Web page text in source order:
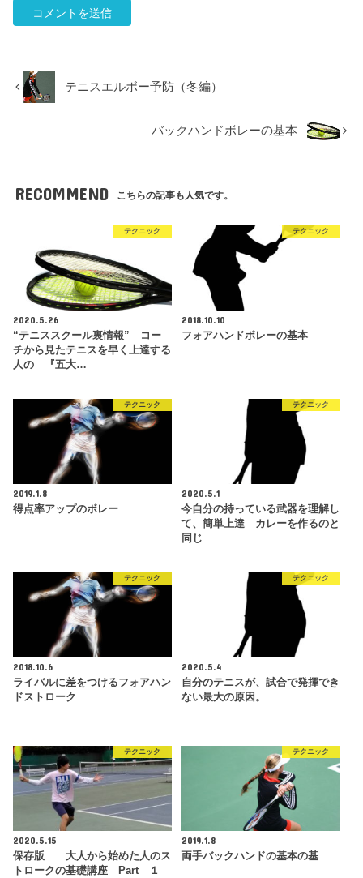
テニスエルボー予防（冬編）
バックハンドボレーの基本
RECOMMEND こちらの記事も人気です。
テクニック
2020.5.26
“テニススクール裏情報” コー
チから見たテニスを早く上達する
人の 『五大…
テクニック
2018.10.10
フォアハンドボレーの基本
テクニック
2019.1.8
得点率アップのボレー
テクニック
2020.5.1
今自分の持っている武器を理解し
て、簡単上達 カレーを作るのと
同じ
テクニック
2018.10.6
ライバルに差をつけるフォアハン
ドストローク
テクニック
2020.5.4
自分のテニスが、試合で発揮でき
ない最大の原因。
テクニック
2020.5.15
保存版 大人から始めた人のス
トロークの基礎講座 Part １
テクニック
2019.1.8
両手バックハンドの基本の基